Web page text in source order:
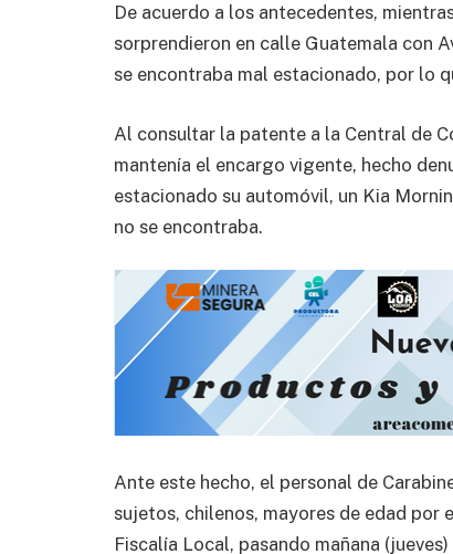
De acuerdo a los antecedentes,
sorprendieron en calle Guatemala con
se encontraba mal estacionado, por lo
Al consultar la patente a la Central de
mantenía el encargo vigente, hecho
estacionado su automóvil, un Kia
no se encontraba.
Ante este hecho, el personal de
sujetos, chilenos, mayores de edad por
Fiscalía Local, pasando mañana